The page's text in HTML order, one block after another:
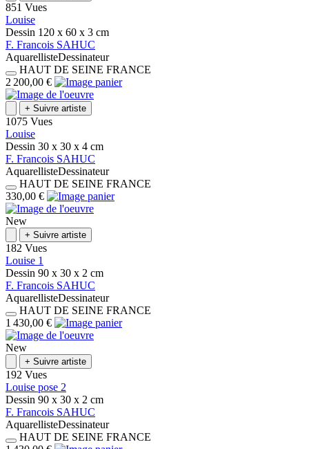
851 Vues
Louise
Dessin 120 x 60 x 3 cm
F. Francois SAHUC
AquarellisteDessinateur
HAUT DE SEINE FRANCE
2 200,00 €
+ Suivre artiste
1075 Vues
Louise
Dessin 30 x 30 x 4 cm
F. Francois SAHUC
AquarellisteDessinateur
HAUT DE SEINE FRANCE
330,00 €
New
+ Suivre artiste
182 Vues
Louise 1
Dessin 90 x 30 x 2 cm
F. Francois SAHUC
AquarellisteDessinateur
HAUT DE SEINE FRANCE
1 430,00 €
New
+ Suivre artiste
192 Vues
Louise pose 2
Dessin 90 x 30 x 2 cm
F. Francois SAHUC
AquarellisteDessinateur
HAUT DE SEINE FRANCE